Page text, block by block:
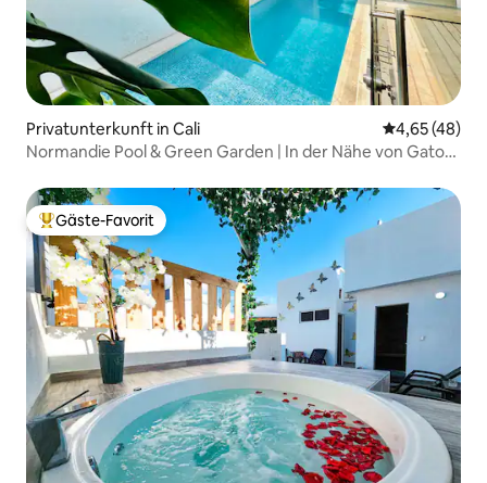
Privatunterkunft in Cali
4,65 (48)
Normandie Pool & Green Garden | In der Nähe von Gato
Beliebter Gäste-Favorit.
Gäste-Favorit